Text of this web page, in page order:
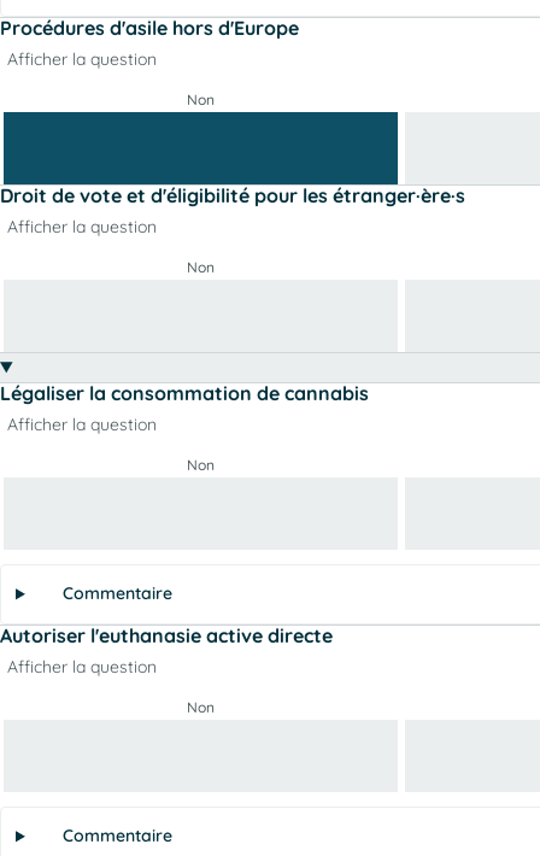
Procédures d'asile hors d'Europe
Afficher la question
Non
Droit de vote et d'éligibilité pour les étranger·ère·s
Afficher la question
Non
Légaliser la consommation de cannabis
Afficher la question
Non
Commentaire
Autoriser l'euthanasie active directe
Afficher la question
Non
Commentaire